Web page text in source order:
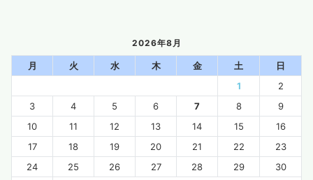
2026年8月
月 火 水 木 金 土
日
1
2
3
4 5 6 7 8
9
10
11 12 13 14 15
16
17
18 19 20 21 22
23
24
25 26 27 28 29
30